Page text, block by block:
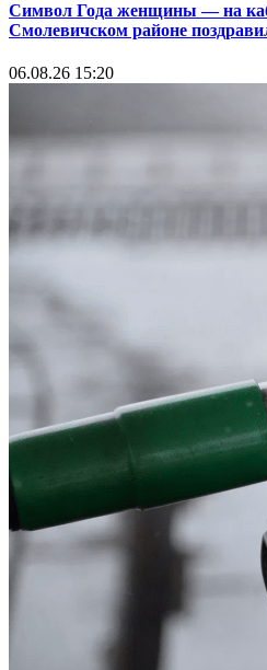
Символ Года женщины — на
Смолевичском районе
06.08.26 15:20